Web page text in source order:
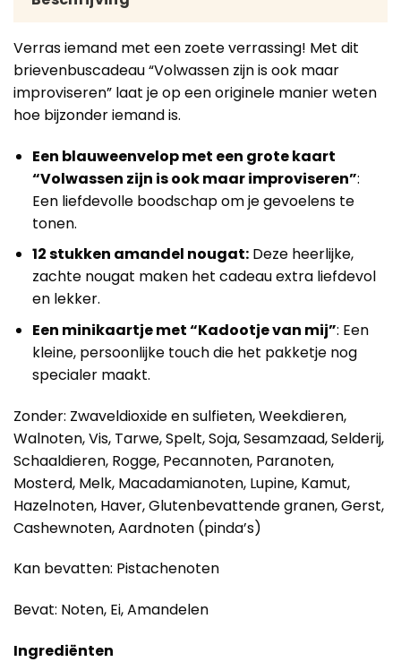
Verras iemand met een zoete verrassing! Met dit
brievenbuscadeau “Volwassen zijn is ook maar
improviseren” laat je op een originele manier weten
hoe bijzonder iemand is.
Een blauweenvelop met een grote kaart
“Volwassen zijn is ook maar improviseren”:
Een liefdevolle boodschap om je gevoelens te
tonen.
12 stukken amandel nougat:Deze heerlijke,
zachte nougat maken het cadeau extra liefdevol
en lekker.
Een minikaartje met “Kadootje van mij”: Een
kleine, persoonlijke touch die het pakketje nog
specialer maakt.
Zonder: Zwaveldioxide en sulfieten, Weekdieren,
Walnoten, Vis, Tarwe, Spelt, Soja, Sesamzaad, Selderij,
Schaaldieren, Rogge, Pecannoten, Paranoten,
Mosterd, Melk, Macadamianoten, Lupine, Kamut,
Hazelnoten, Haver, Glutenbevattende granen, Gerst,
Cashewnoten, Aardnoten (pinda’s)
Kan bevatten: Pistachenoten
Bevat: Noten, Ei, Amandelen
Ingrediënten